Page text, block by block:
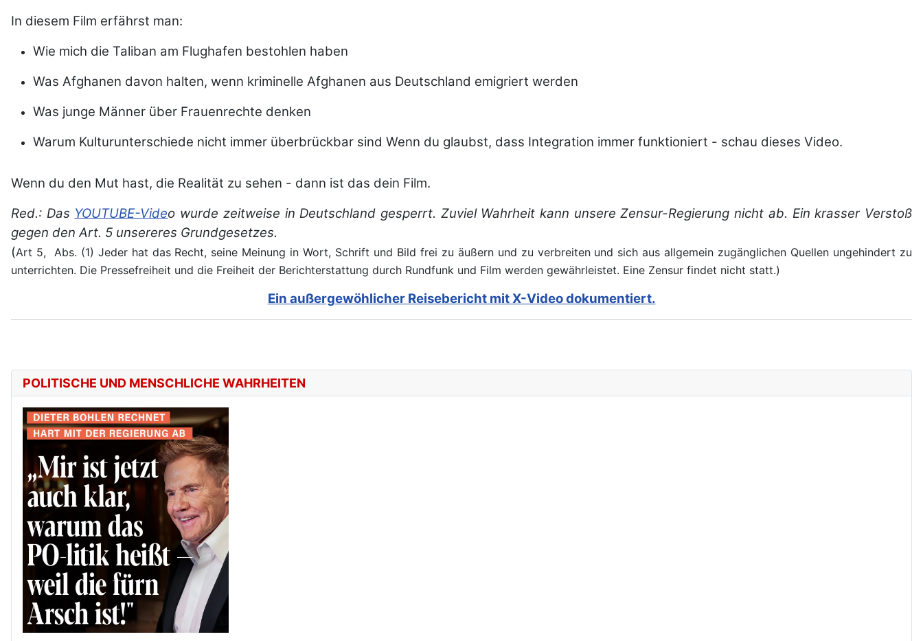
In diesem Film erfährst man:
Wie mich die Taliban am Flughafen bestohlen haben
Was Afghanen davon halten, wenn kriminelle Afghanen aus Deutschland emigriert werden
Was junge Männer über Frauenrechte denken
Warum Kulturunterschiede nicht immer überbrückbar sind Wenn du glaubst, dass Integration immer funktioniert - schau dieses Video.
Wenn du den Mut hast, die Realität zu sehen - dann ist das dein Film.
Red.: Das YOUTUBE-Video wurde zeitweise in Deutschland gesperrt. Zuviel Wahrheit kann unsere Zensur-Regierung nicht ab. Ein krasser Verstoß
gegen den Art. 5 unsereres Grundgesetzes.
(Art 5, Abs. (1) Jeder hat das Recht, seine Meinung in Wort, Schrift und Bild frei zu äußern und zu verbreiten und sich aus allgemein zugänglichen Quellen ungehindert zu
unterrichten. Die Pressefreiheit und die Freiheit der Berichterstattung durch Rundfunk und Film werden gewährleistet. Eine Zensur findet nicht statt.)
Ein außergewöhlicher Reisebericht mit X-Video dokumentiert.
POLITISCHE UND MENSCHLICHE WAHRHEITEN